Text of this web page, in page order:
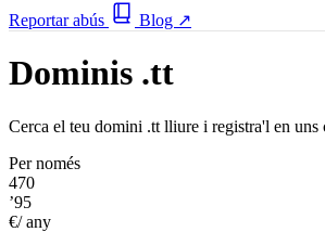
Reportar abús
Blog ↗
Dominis .tt
Cerca el teu domini .tt lliure i registra'l en uns
Per només
470
’95
€/ any